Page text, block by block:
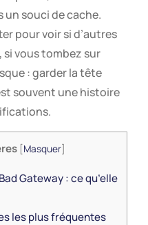
un souci de cache.
pour voir si d’autres
si vous tombez sur
: garder la tête
souvent une histoire
[Masquer]
Gateway : ce qu’elle
les plus fréquentes